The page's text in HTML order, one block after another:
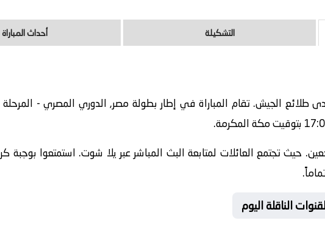
التشكيلة أحداث المباراة
نادى الجونة مع نادى طلائع الجيش. تقام المباراة في إطار بطولة مصر, الدوري المصري -
حيث تجتمع العائلات لمتابعة البث المباشر عبر يلا شوت. استمتعوا بوجبة
الناقلة اليوم